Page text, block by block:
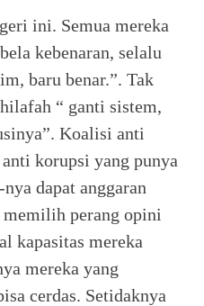
ini. Semua mereka
kebenaran, selalu
baru benar.”. Tak
“ ganti sistem,
Koalisi anti
korupsi yang punya
dapat anggaran
perang opini
kapasitas mereka
mereka yang
cerdas. Setidaknya